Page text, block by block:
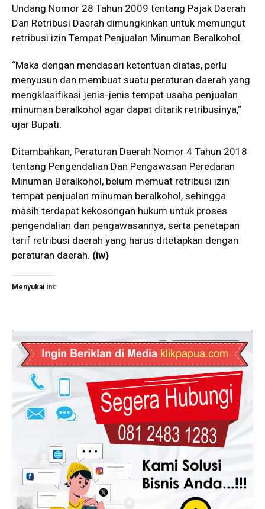
Undang Nomor 28 Tahun 2009 tentang Pajak Daerah
Dan Retribusi Daerah dimungkinkan untuk memungut
retribusi izin Tempat Penjualan Minuman Beralkohol.
“Maka dengan mendasari ketentuan diatas, perlu
menyusun dan membuat suatu peraturan daerah yang
mengklasifikasi jenis-jenis tempat usaha penjualan
minuman beralkohol agar dapat ditarik retribusinya,”
ujar Bupati.
Ditambahkan, Peraturan Daerah Nomor 4 Tahun 2018
tentang Pengendalian Dan Pengawasan Peredaran
Minuman Beralkohol, belum memuat retribusi izin
tempat penjualan minuman beralkohol, sehingga
masih terdapat kekosongan hukum untuk proses
pengendalian dan pengawasannya, serta penetapan
tarif retribusi daerah yang harus ditetapkan dengan
peraturan daerah. (iw)
Menyukai ini: